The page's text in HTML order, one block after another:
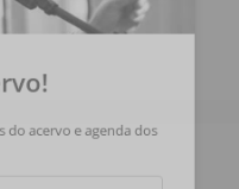
do acervo e agenda dos